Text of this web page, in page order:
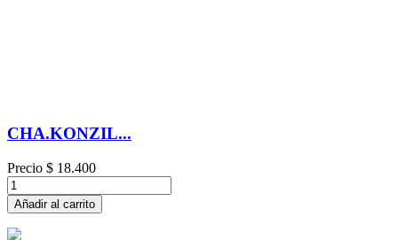
CHA.KONZIL...
Precio $ 18.400
Añadir al carrito